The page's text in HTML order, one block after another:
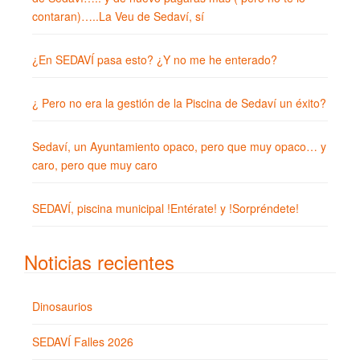
contaran)…..La Veu de Sedaví, sí
¿En SEDAVÍ pasa esto? ¿Y no me he enterado?
¿ Pero no era la gestión de la Piscina de Sedaví un éxito?
Sedaví, un Ayuntamiento opaco, pero que muy opaco… y
caro, pero que muy caro
SEDAVÍ, piscina municipal !Entérate! y !Sorpréndete!
Noticias recientes
Dinosaurios
SEDAVÍ Falles 2026